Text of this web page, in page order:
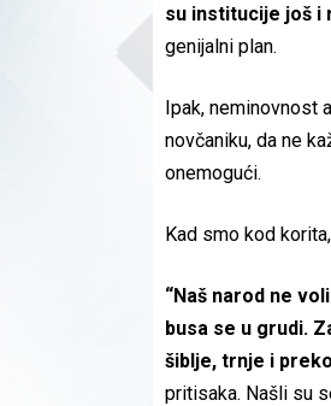
su institucije još i
genijalni plan.
Ipak, neminovnost
novčaniku, da ne
onemogući.
Kad smo kod
“Naš narod ne
busa se u grudi.
šiblje, trnje i
pritisaka. Našli su